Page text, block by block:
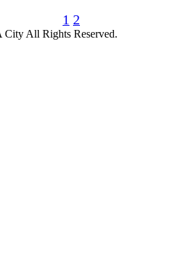
1 2
All Rights Reserved.